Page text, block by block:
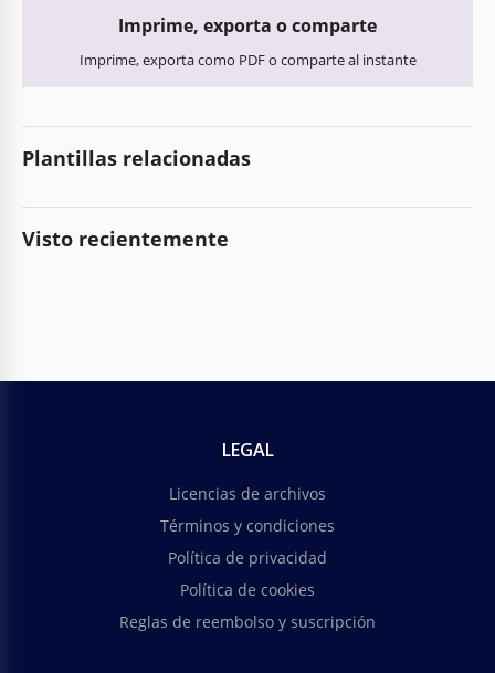
Imprime, exporta o comparte
Imprime, exporta como PDF o comparte al instante
Plantillas relacionadas
Visto recientemente
LEGAL
Licencias de archivos
Términos y condiciones
Política de privacidad
Política de cookies
Reglas de reembolso y suscripción